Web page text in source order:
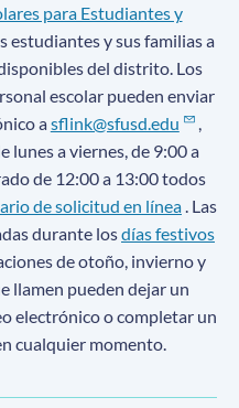
para Estudiantes y
estudiantes y sus familias a
del distrito. Los
escolar pueden enviar
asflink@sfusd.edu
,
lunes a viernes, de 9:00 a
de 12:00 a 13:00 todos
de solicitud en línea. Las
durante losdías festivos
de otoño, invierno y
llamen pueden dejar un
electrónico o completar un
cualquier momento.